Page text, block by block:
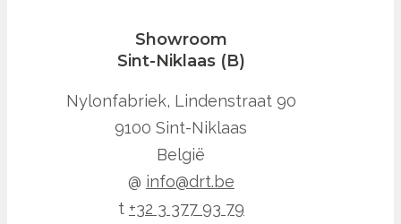
Showroom
Sint-Niklaas (B)
Nylonfabriek, Lindenstraat 90
9100 Sint-Niklaas
België
@ info@drt.be
t +32 3 377 93 79